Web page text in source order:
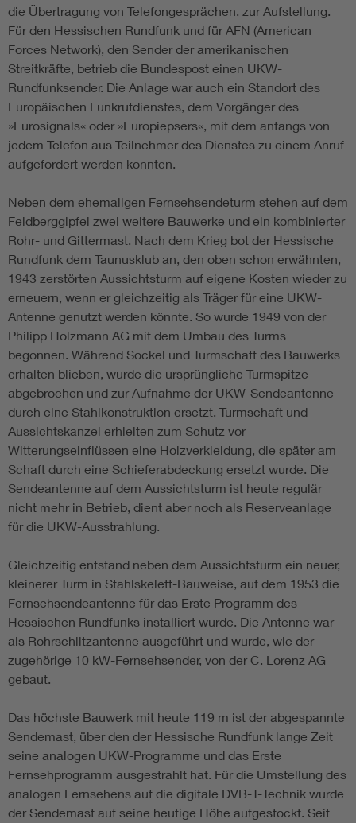
die Übertragung von Telefongesprächen, zur Aufstellung.
Für den Hessischen Rundfunk und für AFN (American
Forces Network), den Sender der amerikanischen
Streitkräfte, betrieb die Bundespost einen UKW-
Rundfunksender. Die Anlage war auch ein Standort des
Europäischen Funkrufdienstes, dem Vorgänger des
»Eurosignals« oder »Europiepsers«, mit dem anfangs von
jedem Telefon aus Teilnehmer des Dienstes zu einem Anruf
aufgefordert werden konnten.
Neben dem ehemaligen Fernsehsendeturm stehen auf dem
Feldberggipfel zwei weitere Bauwerke und ein kombinierter
Rohr- und Gittermast. Nach dem Krieg bot der Hessische
Rundfunk dem Taunusklub an, den oben schon erwähnten,
1943 zerstörten Aussichtsturm auf eigene Kosten wieder zu
erneuern, wenn er gleichzeitig als Träger für eine UKW-
Antenne genutzt werden könnte. So wurde 1949 von der
Philipp Holzmann AG mit dem Umbau des Turms
begonnen. Während Sockel und Turmschaft des Bauwerks
erhalten blieben, wurde die ursprüngliche Turmspitze
abgebrochen und zur Aufnahme der UKW-Sendeantenne
durch eine Stahlkonstruktion ersetzt. Turmschaft und
Aussichtskanzel erhielten zum Schutz vor
Witterungseinflüssen eine Holzverkleidung, die später am
Schaft durch eine Schieferabdeckung ersetzt wurde. Die
Sendeantenne auf dem Aussichtsturm ist heute regulär
nicht mehr in Betrieb, dient aber noch als Reserveanlage
für die UKW-Ausstrahlung.
Gleichzeitig entstand neben dem Aussichtsturm ein neuer,
kleinerer Turm in Stahlskelett-Bauweise, auf dem 1953 die
Fernsehsendeantenne für das Erste Programm des
Hessischen Rundfunks installiert wurde. Die Antenne war
als Rohrschlitzantenne ausgeführt und wurde, wie der
zugehörige 10 kW-Fernsehsender, von der C. Lorenz AG
gebaut.
Das höchste Bauwerk mit heute 119 m ist der abgespannte
Sendemast, über den der Hessische Rundfunk lange Zeit
seine analogen UKW-Programme und das Erste
Fernsehprogramm ausgestrahlt hat. Für die Umstellung des
analogen Fernsehens auf die digitale DVB-T-Technik wurde
der Sendemast auf seine heutige Höhe aufgestockt. Seit